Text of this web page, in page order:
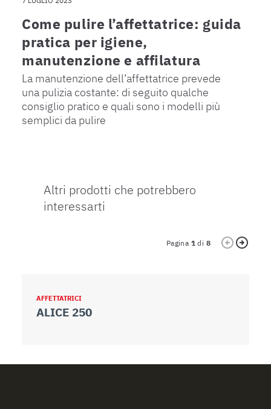
Come pulire l’affettatrice: guida
pratica per igiene,
manutenzione e affilatura
La manutenzione dell’affettatrice prevede
una pulizia costante: di seguito qualche
consiglio pratico e quali sono i modelli più
semplici da pulire
Altri prodotti che potrebbero
interessarti
Pagina 1 di 8
AFFETTATRICI
ALICE 250